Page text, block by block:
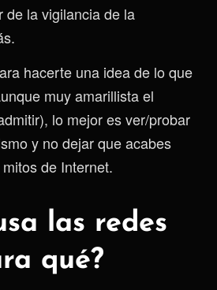
de la vigilancia de la
hacerte una idea de lo que
muy amarillista el
lo mejor es ver/probar
y no dejar que acabes
de Internet.
las redes
qué?